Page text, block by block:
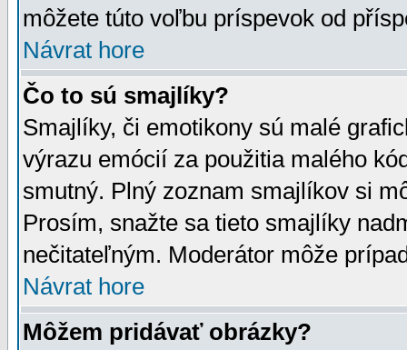
môžete túto voľbu príspevok od
Návrat hore
Čo to sú smajlíky?
Smajlíky, či emotikony sú malé
výrazu emócií za použitia malého
smutný. Plný zoznam smajlíkov si
Prosím, snažte sa tieto smajlíky
nečitateľným. Moderátor môže
Návrat hore
Môžem pridávať obrázky?